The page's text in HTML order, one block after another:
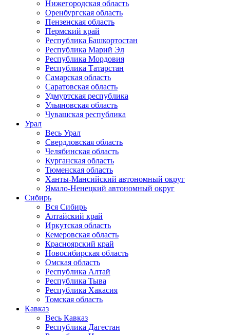
Нижегородская область
Оренбургская область
Пензенская область
Пермский край
Республика Башкортостан
Республика Марий Эл
Республика Мордовия
Республика Татарстан
Самарская область
Саратовская область
Удмуртская республика
Ульяновская область
Чувашская республика
Урал
Весь Урал
Свердловская область
Челябинская область
Курганская область
Тюменская область
Ханты-Мансийский автономный округ
Ямало-Ненецкий автономный округ
Сибирь
Вся Сибирь
Алтайский край
Иркутская область
Кемеровская область
Красноярский край
Новосибирская область
Омская область
Республика Алтай
Республика Тыва
Республика Хакасия
Томская область
Кавказ
Весь Кавказ
Республика Дагестан